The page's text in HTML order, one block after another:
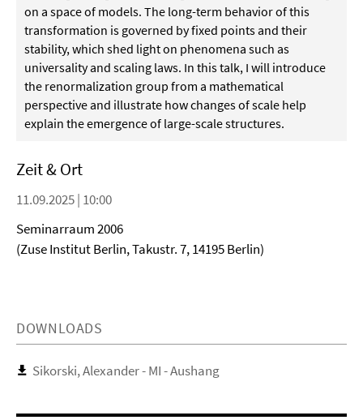
on a space of models. The long-term behavior of this
transformation is governed by fixed points and their
stability, which shed light on phenomena such as
universality and scaling laws. In this talk, I will introduce
the renormalization group from a mathematical
perspective and illustrate how changes of scale help
explain the emergence of large-scale structures.
Zeit & Ort
11.09.2025 | 10:00
Seminarraum 2006
(Zuse Institut Berlin, Takustr. 7, 14195 Berlin)
DOWNLOADS
Sikorski, Alexander - MI - Aushang